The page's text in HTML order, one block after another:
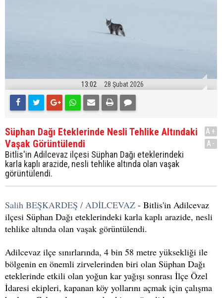
13:02 28 Şubat 2026
Süphan Dağı Eteklerinde Nesli Tehlike Altındaki
Vaşak Görüntülendi
Bitlis'in Adilcevaz ilçesi Süphan Dağı eteklerindeki
karla kaplı arazide, nesli tehlike altında olan vaşak
görüntülendi.
A+
A-
Salih BEŞKARDEŞ / ADİLCEVAZ - Bitlis'in Adilcevaz
ilçesi Süphan Dağı eteklerindeki karla kaplı arazide, nesli
tehlike altında olan vaşak görüntülendi.
Adilcevaz ilçe sınırlarında, 4 bin 58 metre yüksekliği ile
bölgenin en önemli zirvelerinden biri olan Süphan Dağı
eteklerinde etkili olan yoğun kar yağışı sonrası İlçe Özel
İdaresi ekipleri, kapanan köy yollarını açmak için çalışma